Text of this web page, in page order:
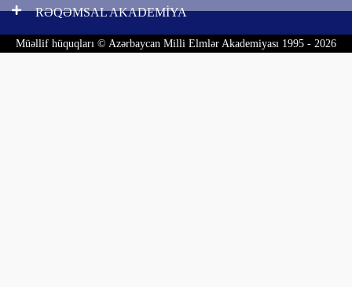
RƏQƏMSAL AKADEMİYA
Müəllif hüquqları © Azərbaycan Milli Elmlər Akademiyası 1995 - 2026